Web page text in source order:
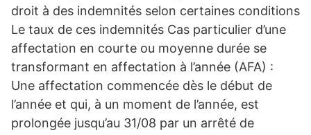
droit à des indemnités selon certaines conditions
Le taux de ces indemnités Cas particulier d’une
affectation en courte ou moyenne durée se
transformant en affectation à l’année (AFA) :
Une affectation commencée dès le début de
l’année et qui, à un moment de l’année, est
prolongée jusqu’au 31/08 par un arrêté de